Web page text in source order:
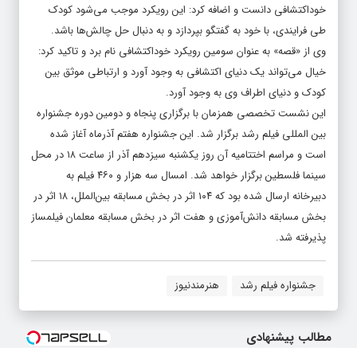
خوداکتشافی دانست و اضافه کرد: این رویکرد موجب می‌شود کودک
طی فرایندی، با خود به گفتگو بپردازد و به دنبال حل چالش‌ها باشد.
وی از «قصه» به عنوان سومین رویکرد خوداکتشافی نام برد و تاکید کرد:
خیال می‌تواند یک دنیای اکتشافی به وجود آورد و ارتباطی موثق بین
کودک و دنیای اطراف وی به وجود آورد.
این نشست تخصصی همزمان با برگزاری پنجاه و دومین دوره جشنواره
بین المللی فیلم رشد برگزار شد. این جشنواره هفتم آذرماه آغاز شده
است و مراسم اختتامیه آن روز یکشنبه سیزدهم آذر از ساعت ۱۸ در محل
سینما فلسطین برگزار خواهد شد. امسال سه هزار و ۴۶۰ فیلم به
دبیرخانه ارسال شده بود که ۱۰۴ اثر در بخش مسابقه بین‌الملل، ۱۸ اثر در
بخش مسابقه دانش‌آموزی و هفت اثر در بخش مسابقه معلمان فیلمساز
پذیرفته شد.
جشنواره فیلم رشد هنرمندنیوز
مطالب پیشنهادی